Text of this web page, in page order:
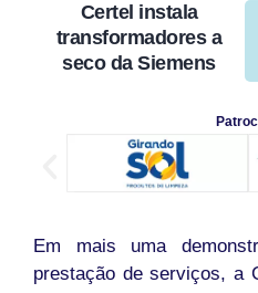
Certel instala
transformadores a
seco da Siemens
Em mais uma
prestação de serviços, a